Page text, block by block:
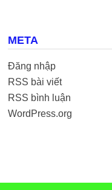
META
Đăng nhập
RSS bài viết
RSS bình luận
WordPress.org